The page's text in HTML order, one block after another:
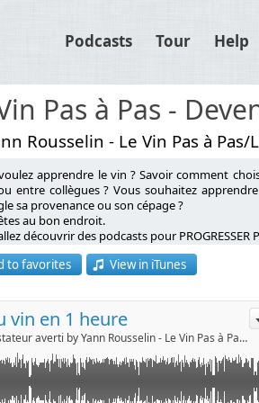
Podcasts Tour Help
Rousselin - Le Vin Pas à Pas/
apprendre le vin ? Savoir comment
entre collègues ? Vous souhaitez
sa provenance ou son cépage ?
au bon endroit.
découvrir des podcasts pour
YANN ROUSSELIN ?
de l’école de dégustation Le COAM
du blog Le Vin Pas à Pas et du podcast du
des Masterclass de la Dégustation (la 1ère
des programmes de formations
a constitué en plus de 15 ans, un
de l’expertise de Yann et de son équipe
to favorites View in iTunes
vin en 1 heure
Le Vin Pas à Pas - Devenez un dégustateur averti by Yann Rousselin - Le Vin Pas à Pas/Le COAM
de la dégustation. Il s'agit d'une formation
ses caractéristiques
: exemples pratiques